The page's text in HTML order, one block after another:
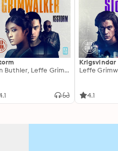
Dan Buthler, Leffe Grimwalker
Krigsvindar
4.1